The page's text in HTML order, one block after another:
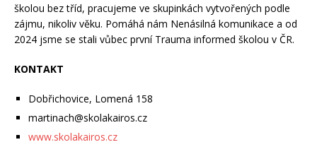
školou bez tříd, pracujeme ve skupinkách vytvořených podle
zájmu, nikoliv věku. Pomáhá nám Nenásilná komunikace a od
2024 jsme se stali vůbec první Trauma informed školou v ČR.
KONTAKT
Dobřichovice, Lomená 158
martinach@skolakairos.cz
www.skolakairos.cz